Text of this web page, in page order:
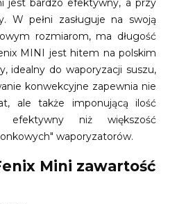
jest bardzo efektywny, a przy
W pełni zasługuje na swoją
rozmiarom, ma długość
MINI jest hitem na polskim
idealny do waporyzacji suszu,
konwekcyjne zapewnia nie
ale także imponującą ilość
niż większość
waporyzatorów.
Mini zawartość